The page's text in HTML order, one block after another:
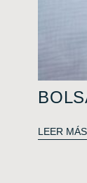
LEER MÁS